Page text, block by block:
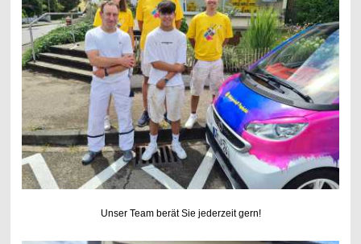
Unser Team berät Sie jederzeit gern!